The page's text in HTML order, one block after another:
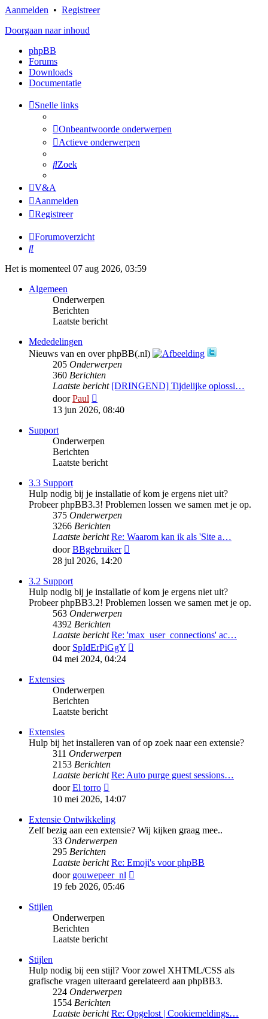
Aanmelden • Registreer
Doorgaan naar inhoud
phpBB
Forums
Downloads
Documentatie
Snelle links
Onbeantwoorde onderwerpen
Actieve onderwerpen
Zoek
V&A
Aanmelden
Registreer
Forumoverzicht
Zoek
Het is momenteel 07 aug 2026, 03:59
Algemeen
Onderwerpen
Berichten
Laatste bericht
Mededelingen
Nieuws van en over phpBB(.nl)
205 Onderwerpen
360 Berichten
Laatste bericht [DRINGEND] Tijdelijke oplossi…
doorPaul
laatste
bericht
13 jun 2026, 08:40
Support
Onderwerpen
Berichten
Laatste bericht
3.3 Support
Hulp nodig bij je installatie of kom je ergens niet uit?
Probeer phpBB3.3! Problemen lossen we samen met je op.
375 Onderwerpen
3266 Berichten
Laatste bericht Re: Waarom kan ik als 'Site a…
doorBBgebruiker
28 jul 2026, 14:20
3.2 Support
Hulp nodig bij je installatie of kom je ergens niet uit?
Probeer phpBB3.2! Problemen lossen we samen met je op.
563 Onderwerpen
4392 Berichten
Laatste bericht Re: 'max_user_connections' ac…
door SpIdErPiGgY
04 mei 2024, 04:24
Extensies
Onderwerpen
Berichten
Laatste bericht
Extensies
Hulp bij het installeren van of op zoek naar een extensie?
311 Onderwerpen
2153 Berichten
Laatste bericht Re: Auto purge guest sessions…
doorEl torro
laatste
10 mei 2026, 14:07
Extensie Ontwikkeling
Zelf bezig aan een extensie? Wij kijken graag mee..
33 Onderwerpen
295 Berichten
Laatste bericht Re: Emoji's voor phpBB
door gouwepeer_nl
19 feb 2026, 05:46
Stijlen
Onderwerpen
Berichten
Laatste bericht
Stijlen
Hulp nodig bij een stijl? Voor zowel XHTML/CSS als
grafische vragen uiteraard gerelateerd aan phpBB3.
224 Onderwerpen
1554 Berichten
Laatste bericht Re: Opgelost | Cookiemeldings…